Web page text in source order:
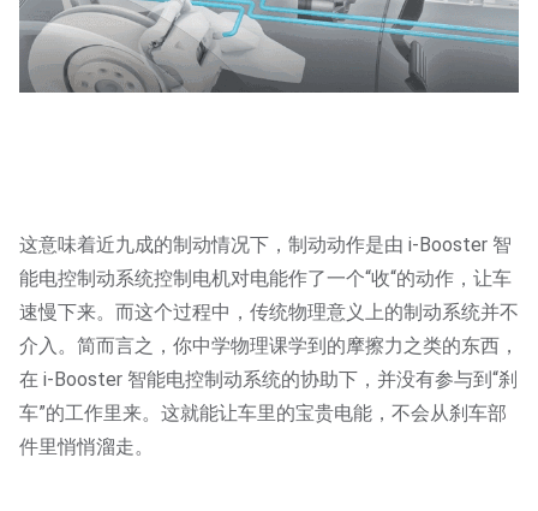
这意味着近九成的制动情况下，制动动作是由 i-Booster 智
能电控制动系统控制电机对电能作了一个“收“的动作，让车
速慢下来。而这个过程中，传统物理意义上的制动系统并不
介入。简而言之，你中学物理课学到的摩擦力之类的东西，
在 i-Booster 智能电控制动系统的协助下，并没有参与到“刹
车”的工作里来。这就能让车里的宝贵电能，不会从刹车部
件里悄悄溜走。